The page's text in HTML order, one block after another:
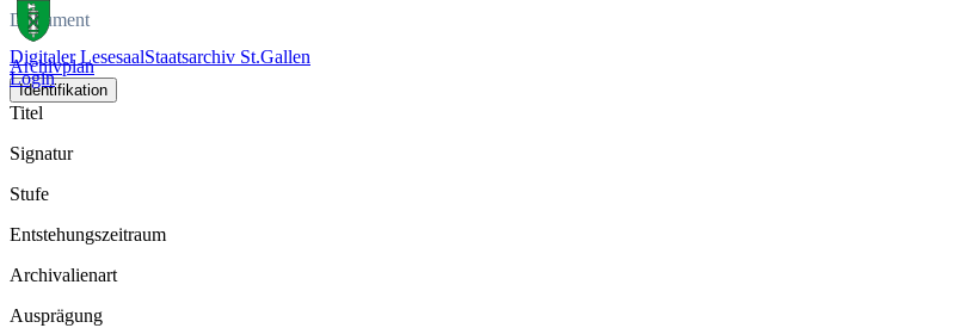
Digitaler LesesaalStaatsarchiv St.Gallen
Login
Dokument
Archivplan
Identifikation
Titel
Signatur
Stufe
Entstehungszeitraum
Archivalienart
Ausprägung